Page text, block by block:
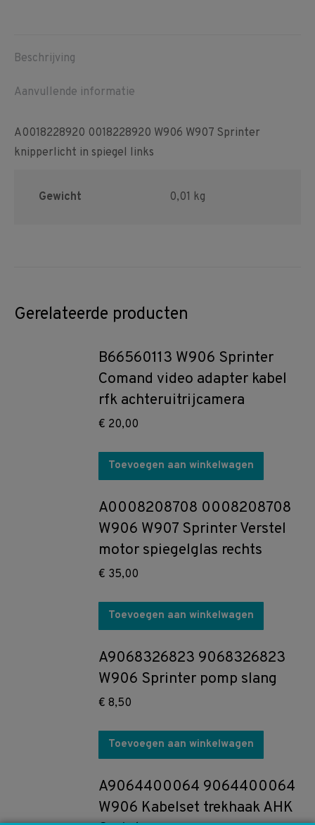
Beschrijving
Aanvullende informatie
A0018228920 0018228920 W906 W907 Sprinter
knipperlicht in spiegel links
Gewicht 0,01 kg
Gerelateerde producten
B66560113 W906 Sprinter
Comand video adapter kabel
rfk achteruitrijcamera
€ 20,00
Toevoegen aan winkelwagen
A0008208708 0008208708
W906 W907 Sprinter Verstel
motor spiegelglas rechts
€ 35,00
Toevoegen aan winkelwagen
A9068326823 9068326823
W906 Sprinter pomp slang
€ 8,50
Toevoegen aan winkelwagen
A9064400064 9064400064
W906 Kabelset trekhaak AHK